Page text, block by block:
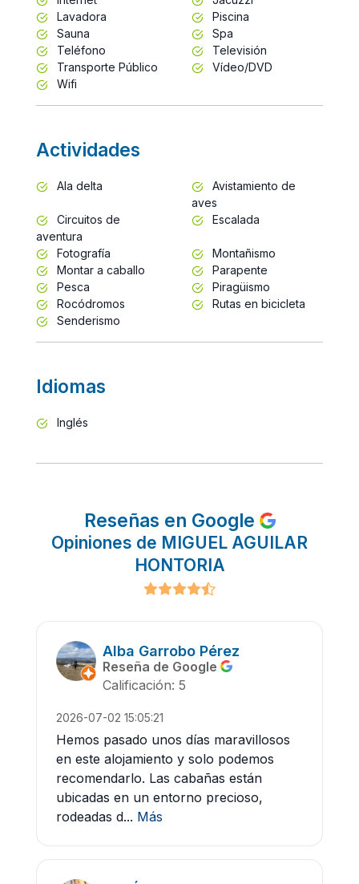
Lavadora
Piscina
Sauna
Spa
Teléfono
Televisión
Transporte Público
Vídeo/DVD
Wifi
Actividades
Ala delta
Avistamiento de
aves
Circuitos de
aventura
Escalada
Fotografía
Montañismo
Montar a caballo
Parapente
Pesca
Piragüismo
Rocódromos
Rutas en bicicleta
Senderismo
Idiomas
Inglés
Reseñas en Google
Opiniones de MIGUEL AGUILAR
HONTORIA
Alba Garrobo Pérez
Reseña de Google
Calificación: 5
2026-07-02 15:05:21
Hemos pasado unos días maravillosos
en este alojamiento y solo podemos
recomendarlo. Las cabañas están
ubicadas en un entorno precioso,
rodeadas d... Más